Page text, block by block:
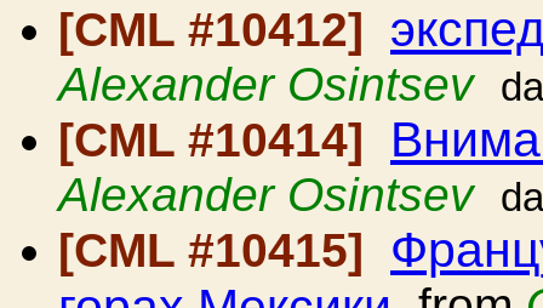
[CML #10412]
Alexander Osintsev
[CML #10414]
Alexander Osintsev
[CML #10415]